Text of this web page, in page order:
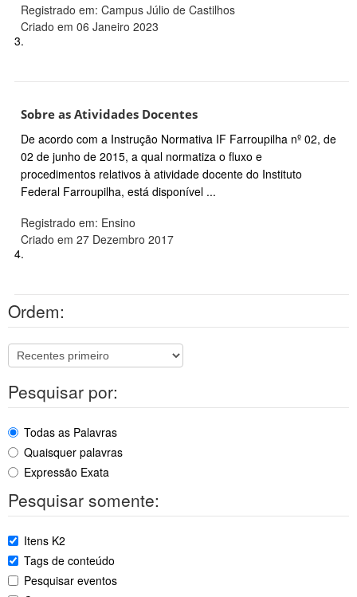
Registrado em: Campus Júlio de Castilhos
Criado em 06 Janeiro 2023
3.
Sobre as Atividades Docentes
De acordo com a Instrução Normativa IF Farroupilha nº 02, de
02 de junho de 2015, a qual normatiza o fluxo e
procedimentos relativos à atividade docente do Instituto
Federal Farroupilha, está disponível ...
Registrado em: Ensino
Criado em 27 Dezembro 2017
4.
Ordem:
Pesquisar por:
Todas as Palavras
Quaisquer palavras
Expressão Exata
Pesquisar somente:
Itens K2
Tags de conteúdo
Pesquisar eventos